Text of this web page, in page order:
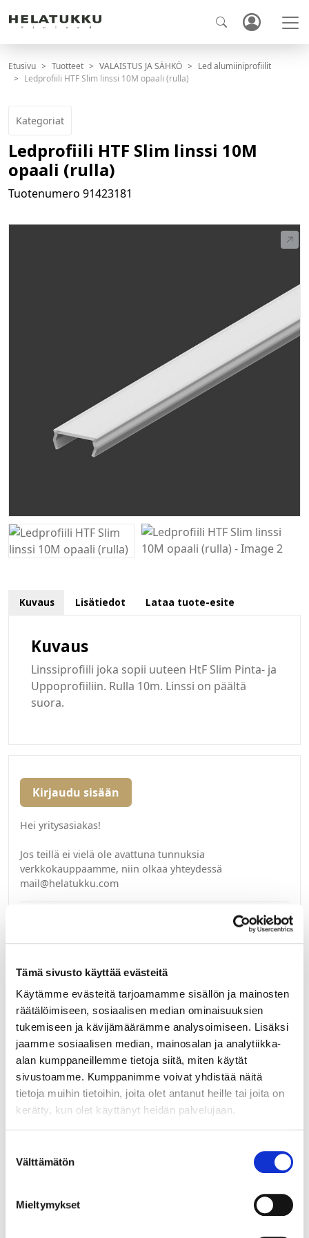
Tämä sivusto käyttää evästeitä
Käytämme evästeitä tarjoamamme sisällön ja mainosten
räätälöimiseen, sosiaalisen median ominaisuuksien
tukemiseen ja kävijämäärämme analysoimiseen. Lisäksi
jaamme sosiaalisen median, mainosalan ja analytiikka-
alan kumppaneillemme tietoja siitä, miten käytät
sivustoamme. Kumppanimme voivat yhdistää näitä
tietoja muihin tietoihin, joita olet antanut heille tai joita on
kerätty, kun olet käyttänyt heidän palvelujaan.
valinta
Välttämätön
Mieltymykset
Etusivu Tuotteet VALAISTUS JA SÄHKÖ
Led alumiiniprofiilit
Ledprofiili HTF Slim linssi 10M opaali (rulla)
Kategoriat
Ledprofiili HTF Slim linssi 10M
opaali (rulla)
Tuotenumero 91423181
Kuvaus Lisätiedot Lataa tuote-esite
Kuvaus
Linssiprofiili joka sopii uuteen HtF Slim Pinta- ja
Uppoprofiiliin. Rulla 10m. Linssi on päältä
suora.
Kirjaudu sisään
Hei yritysasiakas!
Jos teillä ei vielä ole avattuna tunnuksia
verkkokauppaamme, niin olkaa yhteydessä
mail@helatukku.com
Liittyvät tuotteet
91423165
Ledprofiili HTF Slim Pinta HOPEA ruuvikiinnitt.
LEDprofiili HtF Slim Pinta on matala pinta-asenteinen
huomaamattoman valaisimen esim. välitilaan. Väri matta
hopea, materiaali anodisoitua alumiinia.
LUE LISÄÄ »